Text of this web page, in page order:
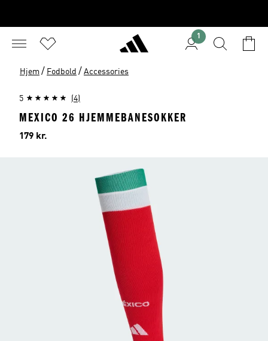
1
Hjem / Fodbold / Accessories
5 (4)
MEXICO 26 HJEMMEBANESOKKER
Pris
179 kr.